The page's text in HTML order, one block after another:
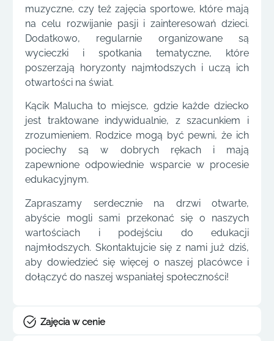
muzyczne, czy też zajęcia sportowe, które mają
na celu rozwijanie pasji i zainteresowań dzieci.
Dodatkowo, regularnie organizowane są
wycieczki i spotkania tematyczne, które
poszerzają horyzonty najmłodszych i uczą ich
otwartości na świat.
Kącik Malucha to miejsce, gdzie każde dziecko
jest traktowane indywidualnie, z szacunkiem i
zrozumieniem. Rodzice mogą być pewni, że ich
pociechy są w dobrych rękach i mają
zapewnione odpowiednie wsparcie w procesie
edukacyjnym.
Zapraszamy serdecznie na drzwi otwarte,
abyście mogli sami przekonać się o naszych
wartościach i podejściu do edukacji
najmłodszych. Skontaktujcie się z nami już dziś,
aby dowiedzieć się więcej o naszej placówce i
dołączyć do naszej wspaniałej społeczności!
Zajęcia w cenie